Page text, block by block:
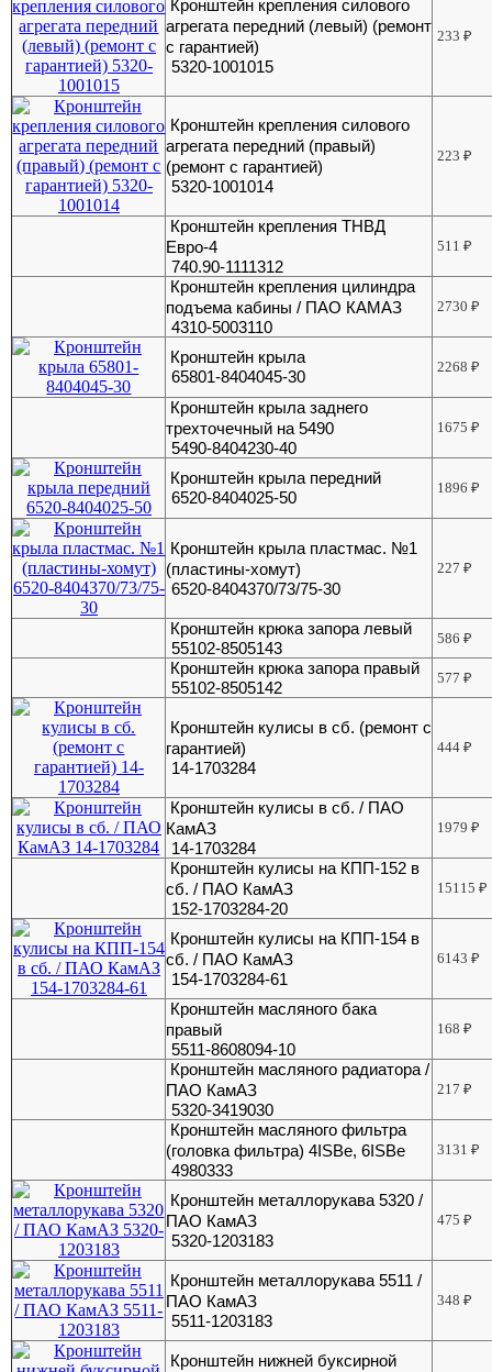
Кронштейн крепления силового
агрегата передний (левый) (ремонт
с гарантией)
5320-1001015
233₽
Кронштейн крепления силового
агрегата передний (правый)
(ремонт с гарантией)
5320-1001014
223₽
Кронштейн крепления ТНВД
Евро-4
740.90-1111312
511₽
Кронштейн крепления цилиндра
подъема кабины / ПАО КАМАЗ
4310-5003110
2730₽
Кронштейн крыла
65801-8404045-30
2268₽
Кронштейн крыла заднего
трехточечный на 5490
5490-8404230-40
1675₽
Кронштейн крыла передний
6520-8404025-50
1896₽
Кронштейн крыла пластмас. №1
(пластины-хомут)
6520-8404370/73/75-30
227₽
Кронштейн крюка запора левый
55102-8505143
586₽
Кронштейн крюка запора правый
55102-8505142
577₽
Кронштейн кулисы в сб. (ремонт с
гарантией)
14-1703284
444₽
Кронштейн кулисы в сб. / ПАО
КамАЗ
14-1703284
1979₽
Кронштейн кулисы на КПП-152 в
сб. / ПАО КамАЗ
152-1703284-20
15115₽
Кронштейн кулисы на КПП-154 в
сб. / ПАО КамАЗ
154-1703284-61
6143₽
Кронштейн масляного бака
правый
5511-8608094-10
168₽
Кронштейн масляного радиатора /
ПАО КамАЗ
5320-3419030
217₽
Кронштейн масляного фильтра
(головка фильтра) 4ISBе, 6ISBe
4980333
3131₽
Кронштейн металлорукава 5320 /
ПАО КамАЗ
5320-1203183
475₽
Кронштейн металлорукава 5511 /
ПАО КамАЗ
5511-1203183
348₽
Кронштейн нижней буксирной